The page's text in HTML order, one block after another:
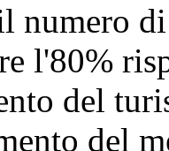
numero
l'80%
del
del